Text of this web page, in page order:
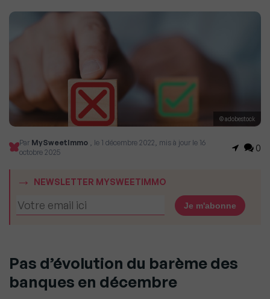
© adobestock
Par MySweetImmo , le 1 décembre 2022, mis à jour le 16
octobre 2025
0
NEWSLETTER MYSWEETIMMO
Pas d’évolution du barème des
banques en décembre